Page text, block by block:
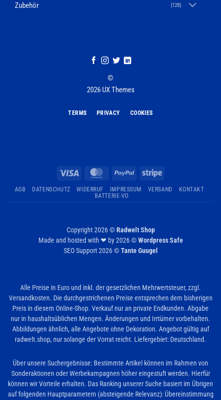
Zubehör (128)
©
2026 UX Themes
TERMS PRIVACY COOKIES
MasterCardPayPal Stripe
AGB DATENSCHUTZ WIDERRUF IMPRESSUM VERSAND
KONTAKT
BATTERIE-VO
Copyright 2026 ©Radwelt Shop
Made and hosted with ❤ by 2026 ©Wordpress Safe
SEO Support 2026 ©Tante Guugel
Alle Preise in Euro und inkl. der gesetzlichen Mehrwertsteuer, zzgl.
Versandkosten. Die durchgestrichenen Preise entsprechen dem bisherigen
Preis in diesem Online-Shop. Verkauf nur an private Endkunden. Abgabe
nur in haushaltsüblichen Mengen. Änderungen und Irrtümer vorbehalten.
Abbildungen ähnlich, alle Angebote ohne Dekoration. Angebot gültig auf
radwelt.shop, nur solange der Vorrat reicht. Liefergebiet: Deutschland.
Über unsere Suchergebnisse: Bestimmte Artikel können im Rahmen von
Sonderaktionen oder Werbekampagnen höher eingestuft werden. Hierfür
können wir Vorteile erhalten. Das Ranking unserer Suche basiert im Übrigen
auf folgenden Hauptparametern (absteigende Relevanz): Übereinstimmung